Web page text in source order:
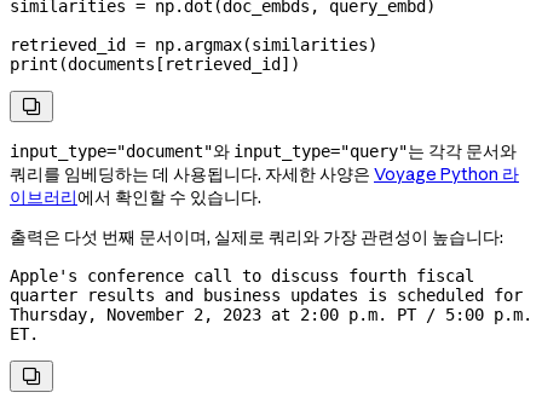
similarities = np.dot(doc_embds, query_embd)
retrieved_id = np.argmax(similarities)
print (documents[retrieved_id])

input_type="document"와 input_type="query"는 각각 문서와
쿼리를 임베딩하는 데 사용됩니다. 자세한 사양은 Voyage Python 라
이브러리에서 확인할 수 있습니다.
출력은 다섯 번째 문서이며, 실제로 쿼리와 가장 관련성이 높습니다:
Apple's conference call to discuss fourth fiscal
quarter results and business updates is scheduled for
Thursday, November 2, 2023 at 2:00 p.m. PT / 5:00 p.m.
ET.
